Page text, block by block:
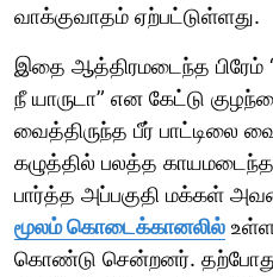
வாக்குவாதம் ஏற்பட்டுள்ளது.
இதை ஆத்திரமடைந்த பிரேம்
நீ யாருடா” என கேட்டு
வைத்திருந்த பீர் பாட்டிலை
கழுத்தில் பலத்த
பார்த்த அப்பகுதி மக்கள்
மூலம் கொடைக்கானலில்
கொண்டு சென்றனர். தற்போது